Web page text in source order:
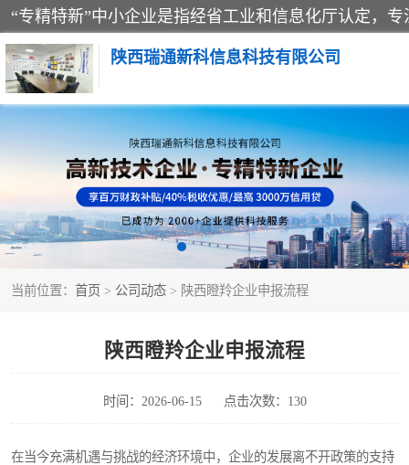
陕西瑞通新科信息科技有限公司
当前位置： 首页 > 公司动态 > 陕西瞪羚企业申报流程
陕西瞪羚企业申报流程
时间：2026-06-15 点击次数：130
在当今充满机遇与挑战的经济环境中，企业的发展离不开政策的支持